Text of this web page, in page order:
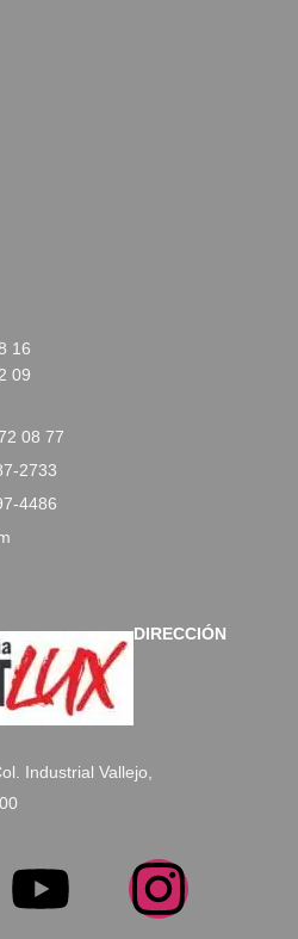
16
09
08 77
2733
4486
DIRECCIÓN
Industrial Vallejo,